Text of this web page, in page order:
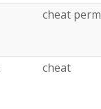
cheat perm
cheat